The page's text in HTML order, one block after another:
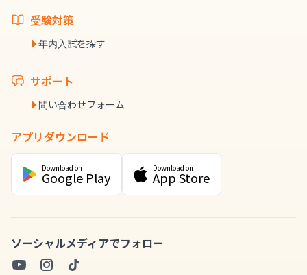
受験対策
年内入試を探す
サポート
問い合わせフォーム
アプリダウンロード
Download on
Google Play
Download on
App Store
ソーシャルメディアでフォロー